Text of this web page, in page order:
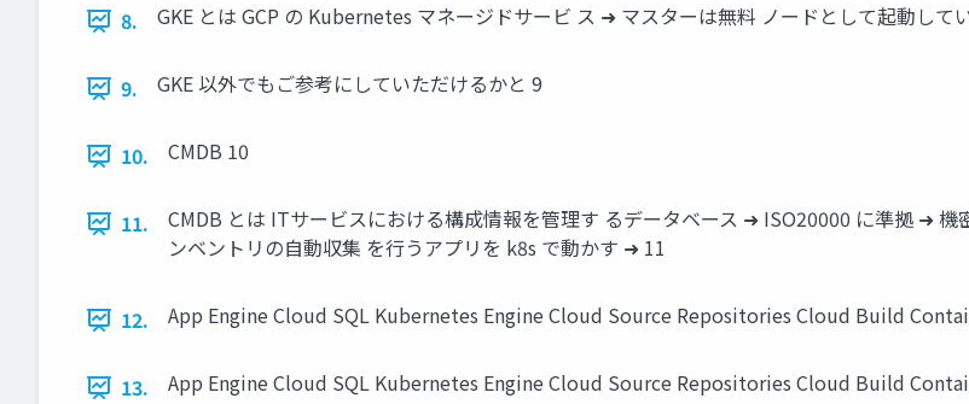
8. GKE とは GCP の Kubernetes マネージドサービ ス ➜ マスターは無料 ノードとして起動し
9. GKE 以外でもご参考にしていただけるかと 9
10. CMDB 10
11.
CMDB とは ITサービスにおける構成情報を管理す るデータベース ➜ ISO20000 に準拠 ➜
ンベントリの自動収集 を行うアプリを k8s で動かす ➜ 11
12. App Engine Cloud SQL Kubernetes Engine Cloud Source Repositories Cloud Build
13. App Engine Cloud SQL Kubernetes Engine Cloud Source Repositories Cloud Build